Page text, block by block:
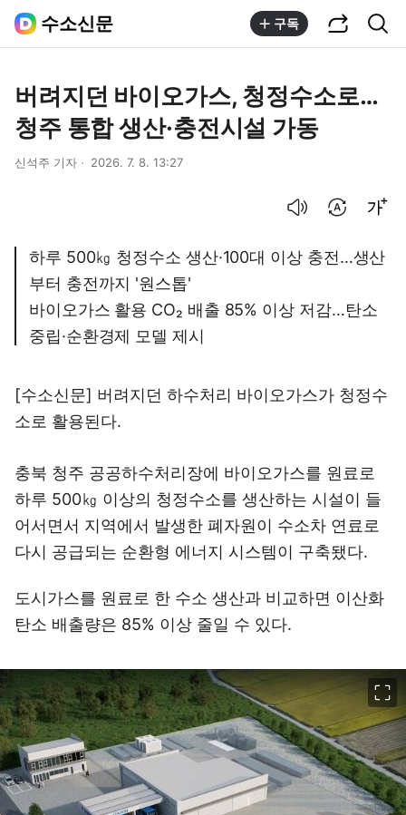
수소신문 구독
버려지던 바이오가스, 청정수소로…
청주 통합 생산·충전시설 가동
신석주 기자 2026. 7. 8. 13:27
하루 500㎏ 청정수소 생산·100대 이상 충전…생산
부터 충전까지 '원스톱'
바이오가스 활용 CO₂ 배출 85% 이상 저감…탄소
중립·순환경제 모델 제시
[수소신문] 버려지던 하수처리 바이오가스가 청정수
소로 활용된다.
충북 청주 공공하수처리장에 바이오가스를 원료로
하루 500㎏ 이상의 청정수소를 생산하는 시설이 들
어서면서 지역에서 발생한 폐자원이 수소차 연료로
다시 공급되는 순환형 에너지 시스템이 구축됐다.
도시가스를 원료로 한 수소 생산과 비교하면 이산화
탄소 배출량은 85% 이상 줄일 수 있다.